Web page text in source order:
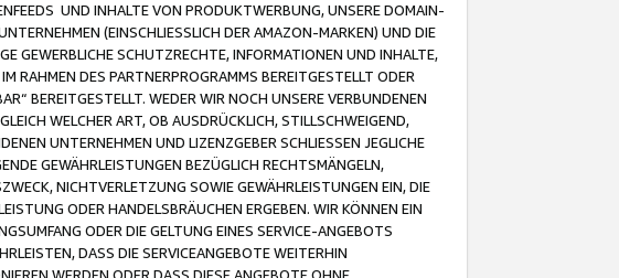
UND INHALTE VON PRODUKTWERBUNG, UNSERE DOMAIN-
(EINSCHLIESSLICH DER AMAZON-MARKEN) UND DIE
GEWERBLICHE SCHUTZRECHTE, INFORMATIONEN UND INHALTE,
RAHMEN DES PARTNERPROGRAMMS BEREITGESTELLT ODER
BEREITGESTELLT. WEDER WIR NOCH UNSERE VERBUNDENEN
WELCHER ART, OB AUSDRÜCKLICH, STILLSCHWEIGEND,
UNTERNEHMEN UND LIZENZGEBER SCHLIESSEN JEGLICHE
GEWÄHRLEISTUNGEN BEZÜGLICH RECHTSMÄNGELN,
NICHTVERLETZUNG SOWIE GEWÄHRLEISTUNGEN EIN, DIE
ODER HANDELSBRÄUCHEN ERGEBEN. WIR KÖNNEN EIN
ODER DIE GELTUNG EINES SERVICE-ANGEBOTS
DASS DIE SERVICEANGEBOTE WEITERHIN